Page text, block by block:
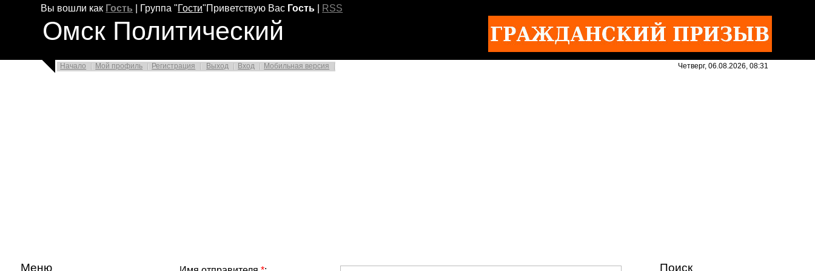
Вы вошли как Гость Группа "Гости"Приветствую Вас Гость RSS
Омск Политический
Начало Мой профиль Регистрация Выход Вход Мобильная версия Четверг, 06.08.2026, 08:31
Меню Поиск